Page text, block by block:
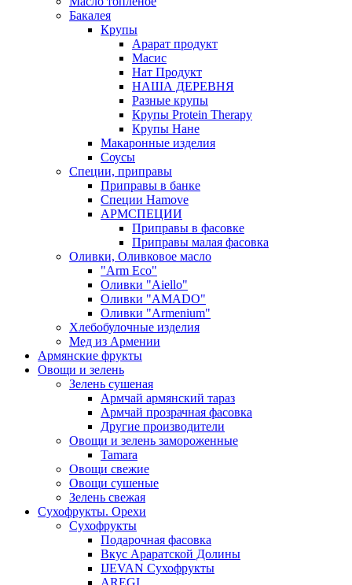
Бакалея
Крупы
Арарат продукт
Масис
Нат Продукт
НАША ДЕРЕВНЯ
Разные крупы
Крупы Protein Therapy
Крупы Нане
Макаронные изделия
Соусы
Специи, приправы
Приправы в банке
Специи Hamove
АРМСПЕЦИИ
Приправы в фасовке
Приправы малая фасовка
Оливки, Оливковое масло
"Arm Eco"
Оливки "Aiello"
Оливки "AMADO"
Оливки "Armenium"
Хлебобулочные изделия
Мед из Армении
Армянские фрукты
Овощи и зелень
Зелень сушеная
Армчай армянский тараз
Армчай прозрачная фасовка
Другие производители
Овощи и зелень замороженные
Tamara
Овощи свежие
Овощи сушеные
Зелень свежая
Сухофрукты. Орехи
Сухофрукты
Подарочная фасовка
Вкус Араратской Долины
IJEVAN Сухофрукты
AREGI